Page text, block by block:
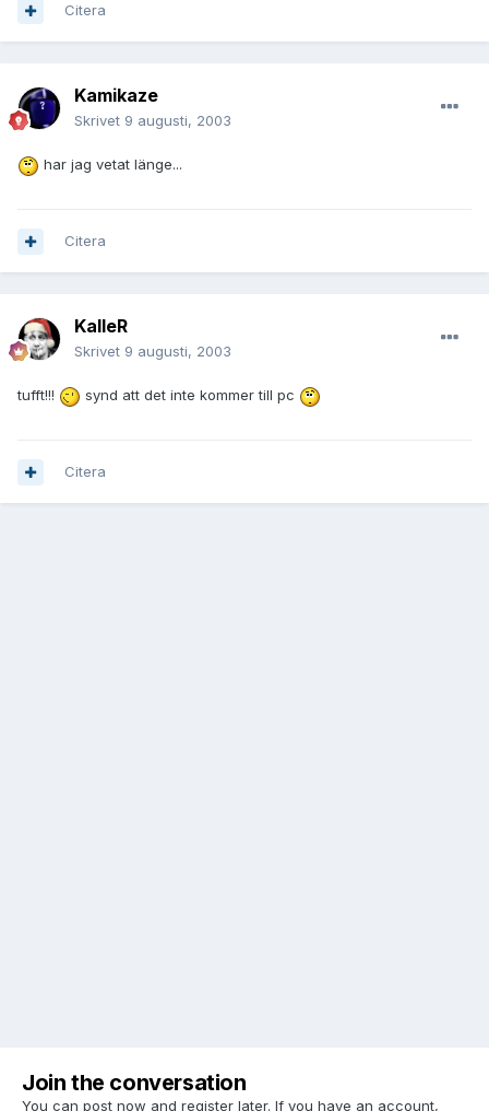
Citera
Kamikaze
Skrivet 9 augusti, 2003
har jag vetat länge...
Citera
KalleR
Skrivet 9 augusti, 2003
tufft!!! synd att det inte kommer till pc
Citera
Join the conversation
You can post now and register later. If you have an account,